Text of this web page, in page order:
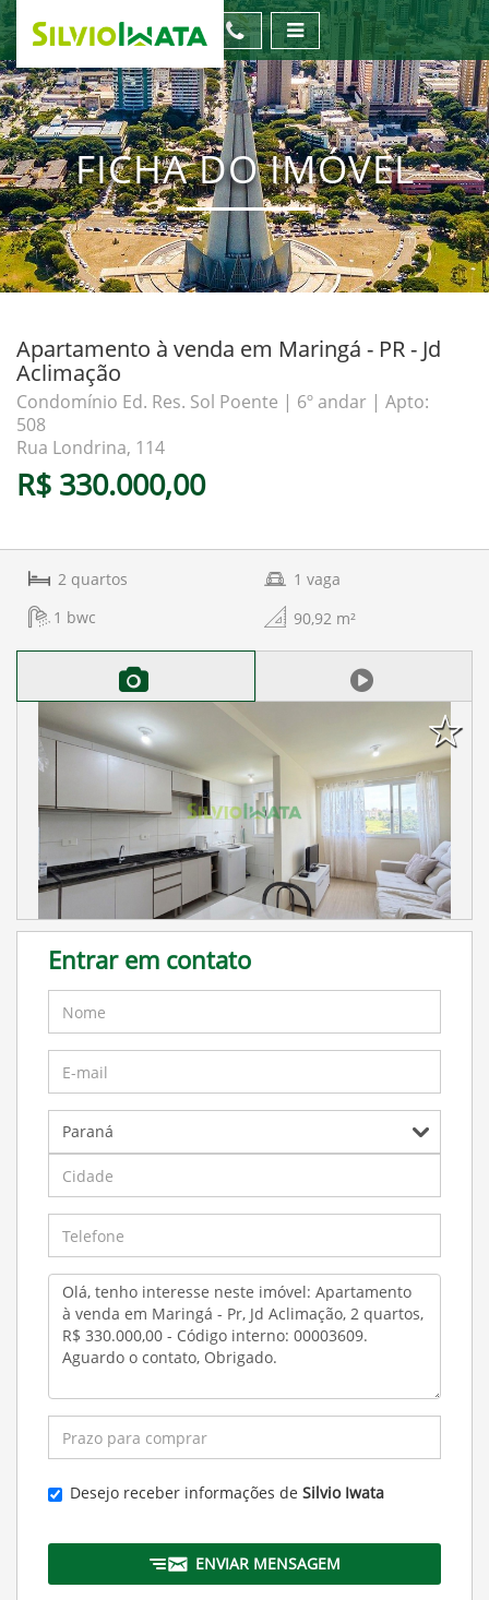
FICHA DO IMÓVEL
Apartamento à venda em Maringá - PR - Jd
Aclimação
Condomínio Ed. Res. Sol Poente | 6º andar | Apto:
508
Rua Londrina, 114
R$ 330.000,00
2 quartos
1 bwc
1vaga
90,92 m²
Entrar em contato
Desejo receber informações de Silvio Iwata
ENVIAR MENSAGEM